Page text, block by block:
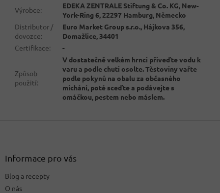
Výrobce:
EDEKA ZENTRALE Stiftung & Co. KG, New-
York-Ring 6, 22297 Hamburg, Německo
Distributor /
dovozce:
Euro Market Group s.r.o., Hájkova 356,
Domažlice, 34401
Certifikace: -
Způsob
použití:
V dostatečně velkém hrnci přiveďte vodu k
varu a podle chuti osolte. Těstoviny vařte
podle pokynů na obalu za občasného
míchání, poté sceďte a podávejte s
omáčkou, pestem nebo máslem.
Informace pro vás
Blog a recepty
O nás